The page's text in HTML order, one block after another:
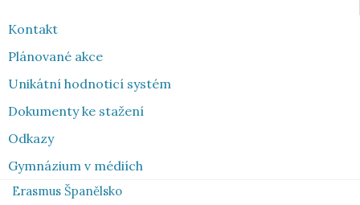
Kontakt
Plánované akce
Unikátní hodnoticí systém
Dokumenty ke stažení
Odkazy
Gymnázium v médiích
Erasmus Španělsko